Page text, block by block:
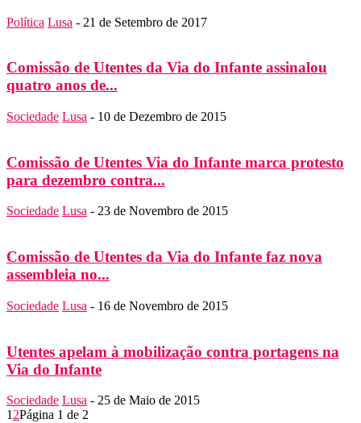
Política Lusa - 21 de Setembro de 2017
Comissão de Utentes da Via do Infante assinalou
quatro anos de...
Sociedade Lusa - 10 de Dezembro de 2015
Comissão de Utentes Via do Infante marca protesto
para dezembro contra...
Sociedade Lusa - 23 de Novembro de 2015
Comissão de Utentes da Via do Infante faz nova
assembleia no...
Sociedade Lusa - 16 de Novembro de 2015
Utentes apelam à mobilização contra portagens na
Via do Infante
Sociedade Lusa - 25 de Maio de 2015
1 2Página 1 de 2